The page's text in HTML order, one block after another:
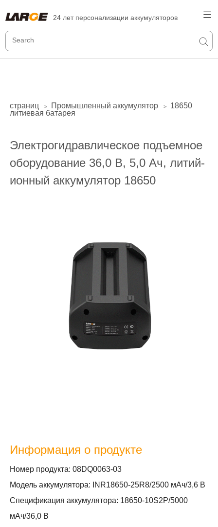
24 лет персонализации аккумуляторов
страниц > Промышленный аккумулятор >
18650
литиевая батарея
Электрогидравлическое подъемное
оборудование 36,0 В, 5,0 Ач, литий-
ионный аккумулятор 18650
Информация о продукте
Номер продукта: 08DQ0063-03
Модель аккумулятора: INR18650-25R8/2500 мАч/3,6 В
Спецификация аккумулятора: 18650-10S2P/5000
мАч/36,0 В